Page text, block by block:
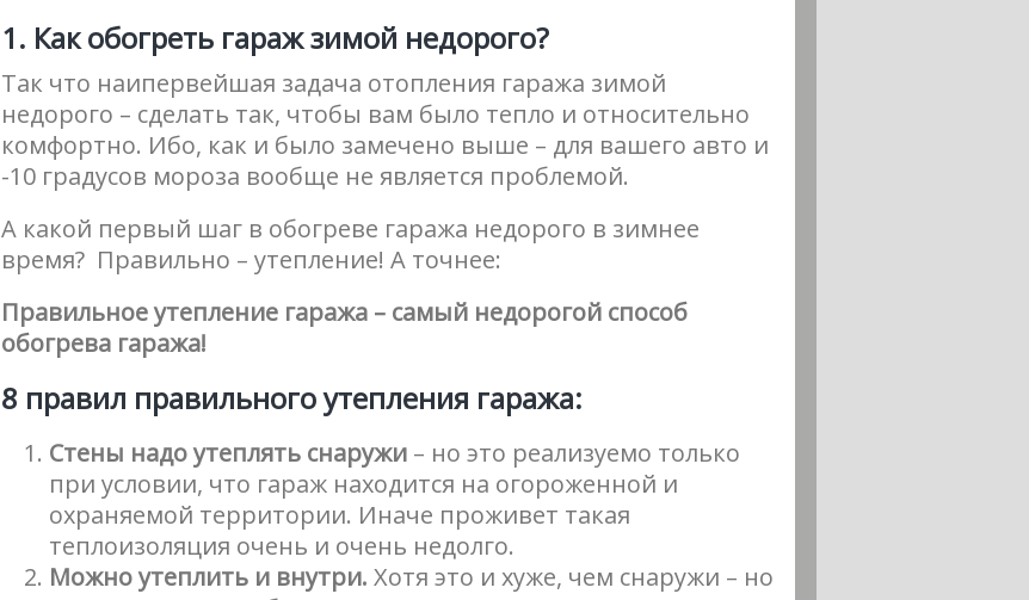
1. Как обогреть гараж зимой недорого?
Так что наипервейшая задача отопления гаража зимой
недорого – сделать так, чтобы вам было тепло и относительно
комфортно. Ибо, как и было замечено выше – для вашего авто и
-10 градусов мороза вообще не является проблемой.
А какой первый шаг в обогреве гаража недорого в зимнее
время? Правильно – утепление! А точнее:
Правильное утепление гаража – самый недорогой способ
обогрева гаража!
8 правил правильного утепления гаража:
Стены надо утеплять снаружи – но это реализуемо только
при условии, что гараж находится на огороженной и
охраняемой территории. Иначе проживет такая
теплоизоляция очень и очень недолго.
Можно утеплить и внутри. Хотя это и хуже, чем снаружи – но